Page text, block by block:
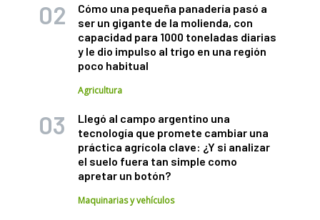
Cómo una pequeña panadería pasó a
ser un gigante de la molienda, con
capacidad para 1000 toneladas diarias
y le dio impulso al trigo en una región
poco habitual
Agricultura
Llegó al campo argentino una
tecnología que promete cambiar una
práctica agrícola clave: ¿Y si analizar
el suelo fuera tan simple como
apretar un botón?
Maquinarias y vehículos